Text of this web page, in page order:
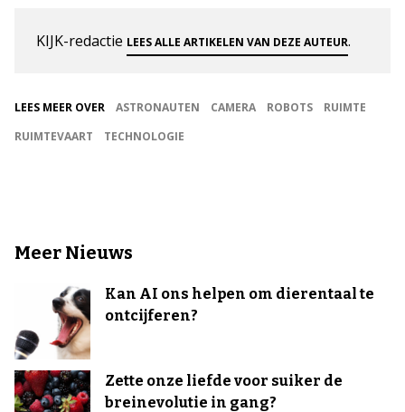
KIJK-redactie LEES ALLE ARTIKELEN VAN DEZE AUTEUR.
LEES MEER OVER ASTRONAUTEN CAMERA ROBOTS
RUIMTE
RUIMTEVAART
TECHNOLOGIE
Meer Nieuws
Kan AI ons helpen om dierentaal te
ontcijferen?
Zette onze liefde voor suiker de
breinevolutie in gang?